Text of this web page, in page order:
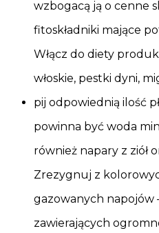
wzbogacą ją o cenne
fitoskładniki mające
Włącz do diety
włoskie, pestki dyni,
pij odpowiednią ilość
powinna być woda
również napary z ziół
Zrezygnuj z
gazowanych napojów
zawierających